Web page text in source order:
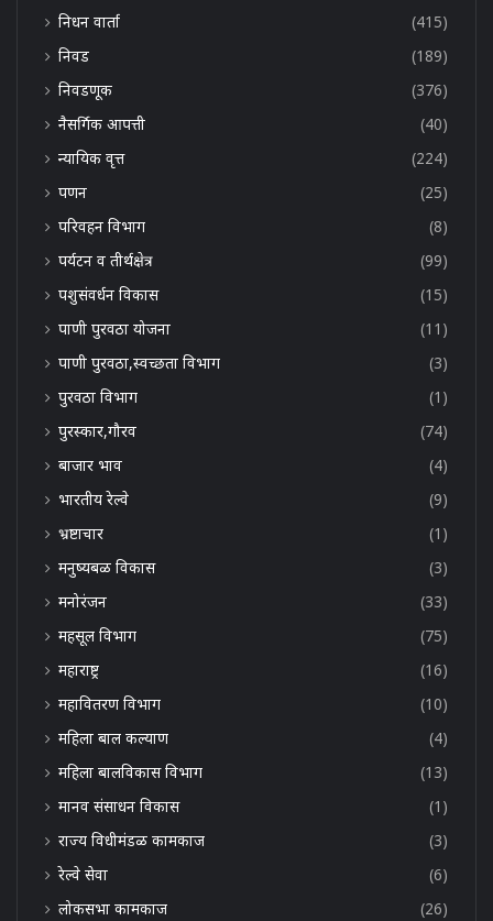
निधन वार्ता
(415)
निवड
(189)
निवडणूक
(376)
नैसर्गिक आपत्ती
(40)
न्यायिक वृत्त
(224)
पणन
(25)
परिवहन विभाग
(8)
पर्यटन व तीर्थक्षेत्र
(99)
पशुसंवर्धन विकास
(15)
पाणी पुरवठा योजना
(11)
पाणी पुरवठा,स्वच्छता विभाग
(3)
पुरवठा विभाग
(1)
पुरस्कार,गौरव
(74)
बाजार भाव
(4)
भारतीय रेल्वे
(9)
भ्रष्टाचार
(1)
मनुष्यबळ विकास
(3)
मनोरंजन
(33)
महसूल विभाग
(75)
महाराष्ट्र
(16)
महावितरण विभाग
(10)
महिला बाल कल्याण
(4)
महिला बालविकास विभाग
(13)
मानव संसाधन विकास
(1)
राज्य विधीमंडळ कामकाज
(3)
रेल्वे सेवा
(6)
लोकसभा कामकाज
(26)